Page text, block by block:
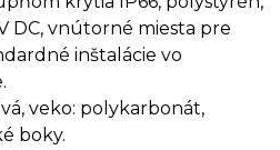
DC, vnútorné miesta pre
inštalácie vo
veko: polykarbonát,
boky.